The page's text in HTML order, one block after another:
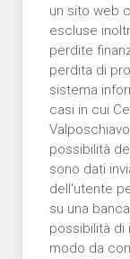
un sito web
escluse
perdite
perdita di
sistema
casi in cui
possibilità
sono dati
dell'utente
su una
possibilità di
modo da